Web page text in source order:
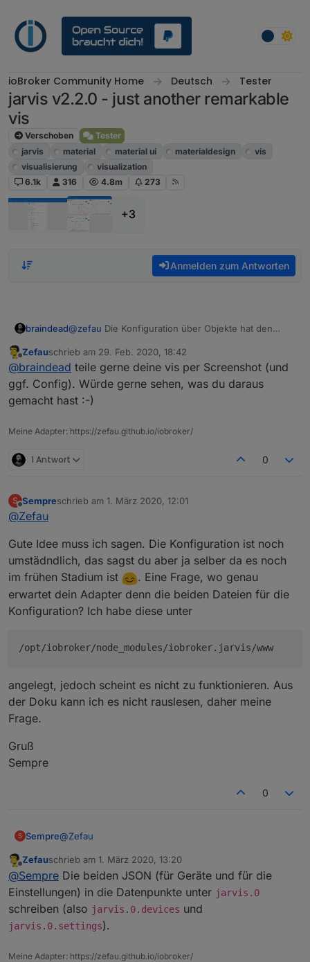
ioBroker Community Home Deutsch Tester
jarvis v2.2.0 - just another remarkable
vis
Verschoben
Tester
jarvis
material material ui materialdesign
vis
visualisierung
visualization
6.1k
316 4.8m 273
+3
Anmelden zum Antworten
braindead@zefau Die Konfiguration über Objekte hat den
nach einer Änderung. Trotzdem solltest Du darüber
nachdenken, ob Du nicht doch lieber eine
Konfigurationsseite wie alle anderen Adapter
anbietest. Ich denke das würde es den User
deutlich einfacher machen.
Mir ist auch aufgefallen, dass wenn man bei
Fenstern eine "subgroup" benutzen möchte, dann
sind immer die "An" "Aus" Buttons sichtbar. Wäre
gut, wenn man das konfigurieren könnte.
Offline
Zefauschrieb am 29. Feb. 2020, 18:42
zuletzt editiert von
@braindead teile gerne deine vis per Screenshot (und
ggf. Config). Würde gerne sehen, was du daraus
gemacht hast :-)
Meine Adapter: https://zefau.github.io/iobroker/
1 Antwort 0
S
Offline
Sempreschrieb am 1. März 2020, 12:01
zuletzt editiert von
@Zefau
Gute Idee muss ich sagen. Die Konfiguration ist noch
umstädndlich, das sagst du aber ja selber da es noch
im frühen Stadium ist
. Eine Frage, wo genau
erwartet dein Adapter denn die beiden Dateien für die
Konfiguration? Ich habe diese unter
/opt/iobroker/node_modules/iobroker.jarvis/www
angelegt, jedoch scheint es nicht zu funktionieren. Aus
der Doku kann ich es nicht rauslesen, daher meine
Frage.
Gruß
Sempre
0
S Sempre@Zefau
Gute Idee muss ich sagen. Die Konfiguration ist noch
umstädndlich, das sagst du aber ja selber da es noch
im frühen Stadium ist
. Eine Frage, wo genau
erwartet dein Adapter denn die beiden Dateien für die
Konfiguration? Ich habe diese unter
angelegt, jedoch scheint es nicht zu funktionieren.
Aus der Doku kann ich es nicht rauslesen, daher
Sempre
Offline
Zefauschrieb am 1. März 2020, 13:20
zuletzt editiert von
@Sempre Die beiden JSON (für Geräte und für die
Einstellungen) in die Datenpunkte unter jarvis.0
schreiben (also jarvis.0.devices und
jarvis.0.settings).
Meine Adapter: https://zefau.github.io/iobroker/